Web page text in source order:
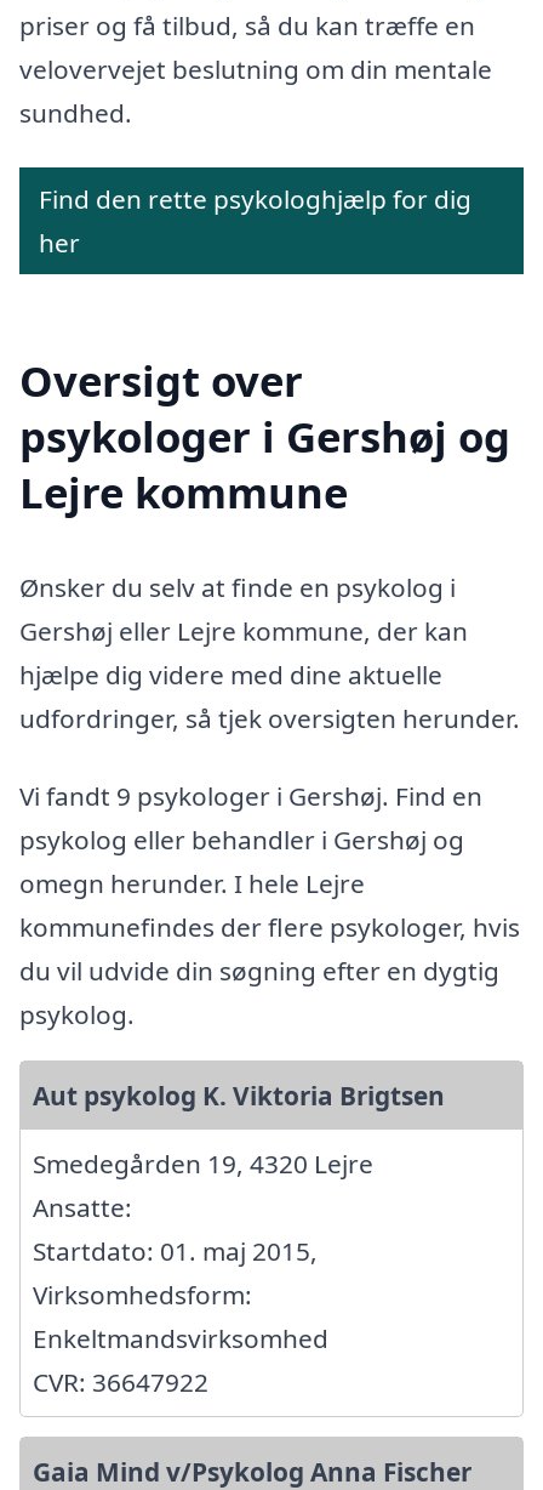
priser og få tilbud, så du kan træffe en
velovervejet beslutning om din mentale
sundhed.
Find den rette psykologhjælp for dig
her
Oversigt over
psykologer i Gershøj og
Lejre kommune
Ønsker du selv at finde en psykolog i
Gershøj eller Lejre kommune, der kan
hjælpe dig videre med dine aktuelle
udfordringer, så tjek oversigten herunder.
Vi fandt 9 psykologer i Gershøj. Find en
psykolog eller behandler i Gershøj og
omegn herunder. I hele Lejre
kommunefindes der flere psykologer, hvis
du vil udvide din søgning efter en dygtig
psykolog.
Aut psykolog K. Viktoria Brigtsen
Smedegården 19, 4320 Lejre
Ansatte:
Startdato: 01. maj 2015,
Virksomhedsform:
Enkeltmandsvirksomhed
CVR: 36647922
Gaia Mind v/Psykolog Anna Fischer